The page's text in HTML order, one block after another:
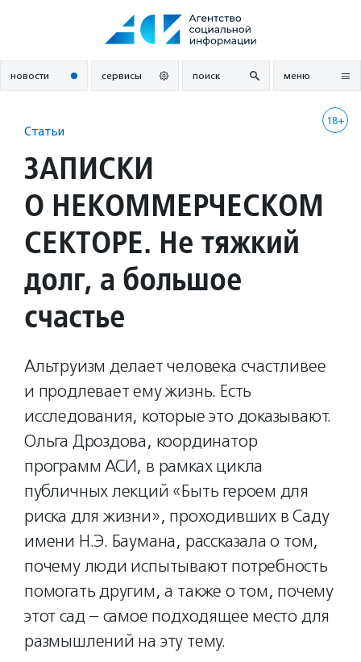
новости сервисы поиск меню
18+
Статьи
ЗАПИСКИ
О НЕКОММЕРЧЕСКОМ
СЕКТОРЕ. Не тяжкий
долг, а большое
счастье
Альтруизм делает человека счастливее
и продлевает ему жизнь. Есть
исследования, которые это доказывают.
Ольга Дроздова, координатор
программ АСИ, в рамках цикла
публичных лекций «Быть героем для
риска для жизни», проходивших в Саду
имени Н.Э. Баумана, рассказала о том,
почему люди испытывают потребность
помогать другим, а также о том, почему
этот сад – самое подходящее место для
размышлений на эту тему.